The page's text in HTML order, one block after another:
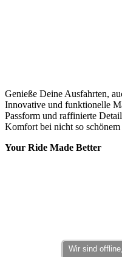
Genieße Deine Ausfahrten,
Innovative und funktionelle
Passform und raffinierte
Komfort bei nicht so schönem
Your Ride Made Better
Wir sind